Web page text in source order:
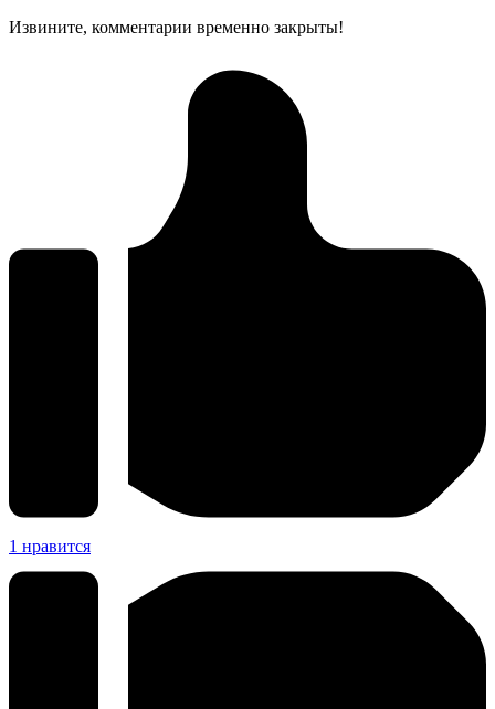
Извините, комментарии временно закрыты!
1 нравится